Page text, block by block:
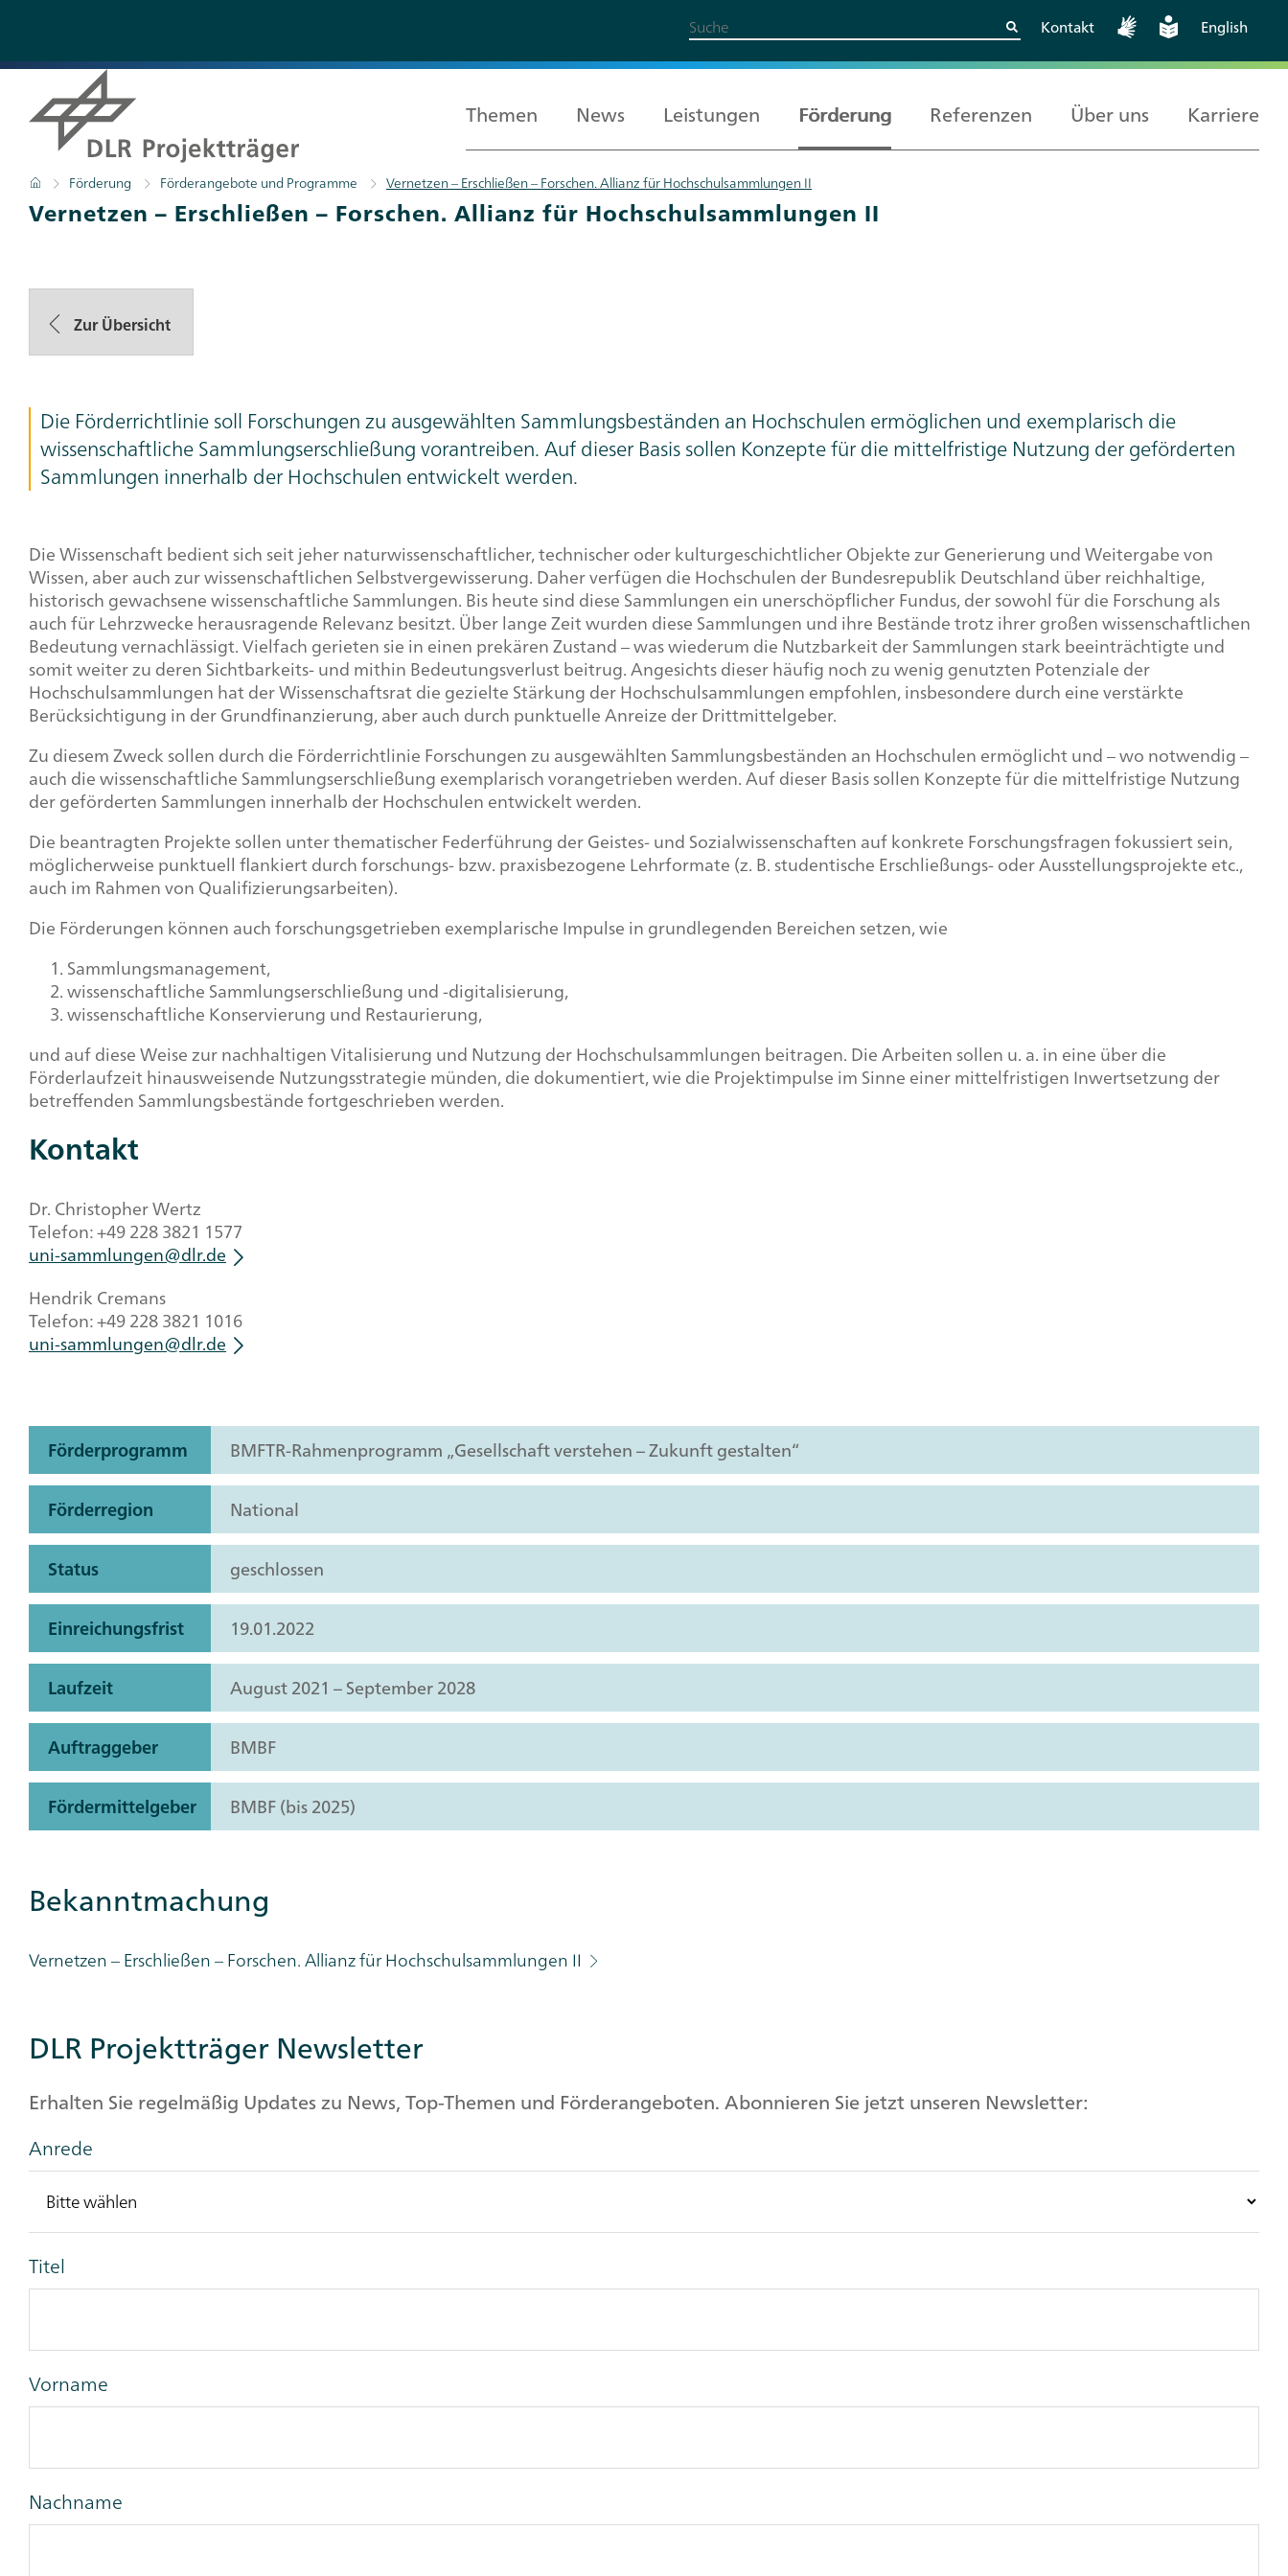
Inhalt
Kontakt English
Themen
Alle Themen
News Leistungen
Leistungen
Förderung
Förderung
Referenzen Über uns
Über uns
Karriere
Karriere
Pfadnavigation
Startseite
Förderung Förderangebote und Programme Vernetzen – Erschließen – Forschen. Allianz für Hochschulsammlungen II
Vernetzen – Erschließen – Forschen. Allianz für Hochschulsammlungen II
Zur Übersicht
Die Förderrichtlinie soll Forschungen zu ausgewählten Sammlungsbeständen an Hochschulen ermöglichen und exemplarisch die
wissenschaftliche Sammlungserschließung vorantreiben. Auf dieser Basis sollen Konzepte für die mittelfristige Nutzung der geförderten
Sammlungen innerhalb der Hochschulen entwickelt werden.
Die Wissenschaft bedient sich seit jeher naturwissenschaftlicher, technischer oder kulturgeschichtlicher Objekte zur Generierung und Weitergabe von
Wissen, aber auch zur wissenschaftlichen Selbstvergewisserung. Daher verfügen die Hochschulen der Bundesrepublik Deutschland über reichhaltige,
historisch gewachsene wissenschaftliche Sammlungen. Bis heute sind diese Sammlungen ein unerschöpflicher Fundus, der sowohl für die Forschung als
auch für Lehrzwecke herausragende Relevanz besitzt. Über lange Zeit wurden diese Sammlungen und ihre Bestände trotz ihrer großen wissenschaftlichen
Bedeutung vernachlässigt. Vielfach gerieten sie in einen prekären Zustand – was wiederum die Nutzbarkeit der Sammlungen stark beeinträchtigte und
somit weiter zu deren Sichtbarkeits- und mithin Bedeutungsverlust beitrug. Angesichts dieser häufig noch zu wenig genutzten Potenziale der
Hochschulsammlungen hat der Wissenschaftsrat die gezielte Stärkung der Hochschulsammlungen empfohlen, insbesondere durch eine verstärkte
Berücksichtigung in der Grundfinanzierung, aber auch durch punktuelle Anreize der Drittmittelgeber.
Zu diesem Zweck sollen durch die Förderrichtlinie Forschungen zu ausgewählten Sammlungsbeständen an Hochschulen ermöglicht und – wo notwendig –
auch die wissenschaftliche Sammlungserschließung exemplarisch vorangetrieben werden. Auf dieser Basis sollen Konzepte für die mittelfristige Nutzung
der geförderten Sammlungen innerhalb der Hochschulen entwickelt werden.
Die beantragten Projekte sollen unter thematischer Federführung der Geistes- und Sozialwissenschaften auf konkrete Forschungsfragen fokussiert sein,
möglicherweise punktuell flankiert durch forschungs- bzw. praxisbezogene Lehrformate (z. B. studentische Erschließungs- oder Ausstellungsprojekte etc.,
auch im Rahmen von Qualifizierungsarbeiten).
Die Förderungen können auch forschungsgetrieben exemplarische Impulse in grundlegenden Bereichen setzen, wie
Sammlungsmanagement,
wissenschaftliche Sammlungserschließung und -digitalisierung,
wissenschaftliche Konservierung und Restaurierung,
und auf diese Weise zur nachhaltigen Vitalisierung und Nutzung der Hochschulsammlungen beitragen. Die Arbeiten sollen u. a. in eine über die
Förderlaufzeit hinausweisende Nutzungsstrategie münden, die dokumentiert, wie die Projektimpulse im Sinne einer mittelfristigen Inwertsetzung der
betreffenden Sammlungsbestände fortgeschrieben werden.
Kontakt
Dr. Christopher Wertz
Telefon: +49 228 3821 1577
uni-sammlungen@dlr.de
Hendrik Cremans
Telefon: +49 228 3821 1016
uni-sammlungen@dlr.de
Förderprogramm
BMFTR-Rahmenprogramm „Gesellschaft verstehen – Zukunft gestalten“
Förderregion
National
Status
geschlossen
Einreichungsfrist
19.01.2022
Laufzeit
August 2021 – September 2028
Auftraggeber
BMBF
Fördermittelgeber
BMBF (bis 2025)
Bekanntmachung
Vernetzen – Erschließen – Forschen. Allianz für Hochschulsammlungen II
DLR Projektträger Newsletter
Erhalten Sie regelmäßig Updates zu News, Top-Themen und Förderangeboten. Abonnieren Sie jetzt unseren Newsletter:
Anrede
Titel
Vorname
Nachname